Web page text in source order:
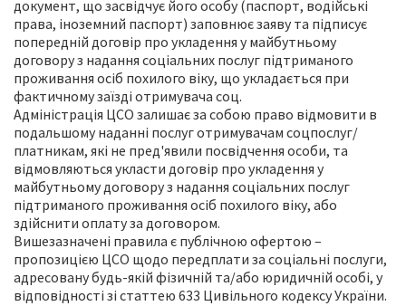
документ, що засвідчує його особу (паспорт, водійські
права, іноземний паспорт) заповнює заяву та підписує
попередній договір про укладення у майбутньому
договору з надання соціальних послуг підтриманого
проживання осіб похилого віку, що укладається при
фактичному заїзді отримувача соц.
Адміністрація ЦСО залишає за собою право відмовити в
подальшому наданні послуг отримувачам соцпослуг/
платникам, які не пред'явили посвідчення особи, та
відмовляються укласти договір про укладення у
майбутньому договору з надання соціальних послуг
підтриманого проживання осіб похилого віку, або
здійснити оплату за договором.
Вишезазначені правила є публічною офертою –
пропозицією ЦСО щодо передплати за соціальні послуги,
адресовану будь-якій фізичній та/або юридичній особі, у
відповідності зі статтею 633 Цивільного кодексу України.